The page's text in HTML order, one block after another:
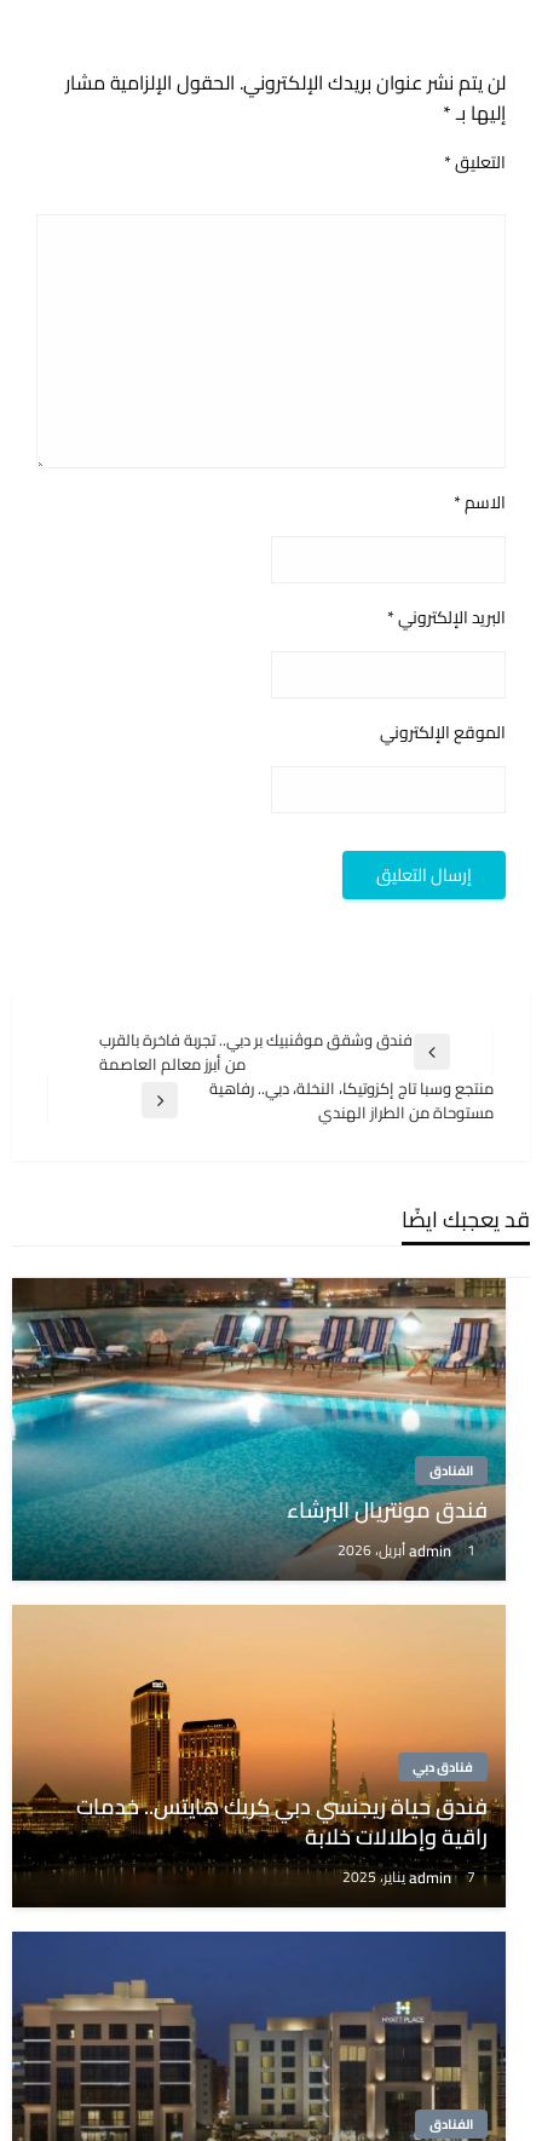
لن يتم نشر عنوان بريدك الإلكتروني. الحقول الإلزامية مشار
إليها بـ*
التعليق*
الاسم*
البريد الإلكتروني*
الموقع الإلكتروني
المقالات
المقالة
السابقة
فندق وشقق موڤنبيك بر دبي.. تجربة فاخرة بالقرب
من أبرز معالم العاصمة
المقالة
منتجع وسبا تاج إكزوتيكا، النخلة، دبي.. رفاهية
مستوحاة من الطراز الهندي
قد يعجبك ايضًا
الفنادق
فندق مونتريال البرشاء
admin 1 أبريل، 2026
فنادق دبي
فندق حياة ريجنسي دبي كريك هايتس.. خدمات
راقية وإطلالات خلابة
admin 7 يناير، 2025
الفنادق